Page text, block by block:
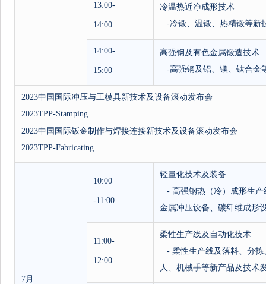
13:00-
14:00
冷温热近净成形技术
-冷锻、温锻、热精锻等新
14:00-
15:00
高强钢及有色金属锻造技术
-高强钢及铝、镁、钛合金
2023中国国际冲压与工模具新技术及设备滚动发布会
2023TPP-Stamping
2023中国国际钣金制作与焊接连接新技术及设备滚动发布会
2023TPP-Fabricating
7月
10:00
-11:00
轻量化技术及装备
-高强钢热（冷）成形生
金属冲压设备、碳纤维成形
11:00-
12:00
柔性生产线及自动化技术
-柔性生产线及落料、分
人、机械手等新产品及技术